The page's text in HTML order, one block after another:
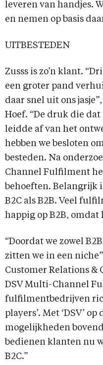
leveren van handjes.
en nemen op basis
UITBESTEDEN
Zusss is zo’n klant.
een groter pand
daar snel uit ons
Hoef. “De druk die
leidde af van het
hebben we besloten
besteden. Na
Channel Fulfilment
behoeften. Belangrijk
B2C als B2B. Veel
happig op B2B, omdat
“Doordat we zowel
zitten we in een
Customer Relations &
DSV Multi-Channel
fulfilmentbedrijven
players’. Met ‘DSV’
mogelijkheden
bedienen klanten nu
B2C.”